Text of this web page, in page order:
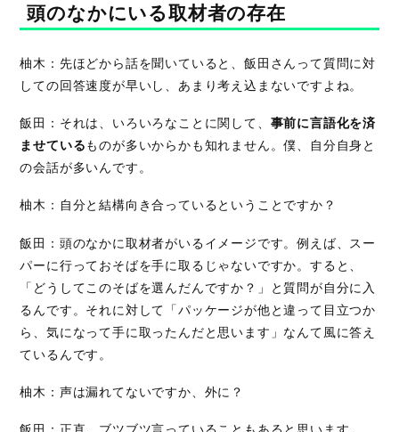
頭のなかにいる取材者の存在
柚木：先ほどから話を聞いていると、飯田さんって質問に対
しての回答速度が早いし、あまり考え込まないですよね。
飯田：それは、いろいろなことに関して、 事前に言語化を済
ませているものが多いからかも知れません。僕、自分自身と
の会話が多いんです。
柚木：自分と結構向き合っているということですか？
飯田：頭のなかに取材者がいるイメージです。例えば、スー
パーに行っておそばを手に取るじゃないですか。すると、
「どうしてこのそばを選んだんですか？」と質問が自分に入
るんです。それに対して「パッケージが他と違って目立つか
ら、気になって手に取ったんだと思います」なんて風に答え
ているんです。
柚木：声は漏れてないですか、外に？